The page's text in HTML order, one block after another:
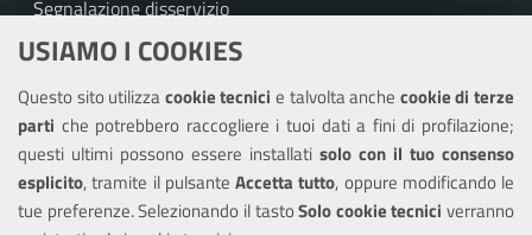
USIAMO I COOKIES
Questo sito utilizzacookie tecnicie talvolta anche cookie di terze
parti che potrebbero raccogliere i tuoi dati a fini di profilazione;
questi ultimi possono essere installati solo con il tuo consenso
esplicito, tramite il pulsante Accetta tutto, oppure modificando le
tue preferenze. Selezionando il tastoSolo cookie tecnici verranno
Segnalazione disservizio
Richiesta assistenza
Amministrazione trasparente
Informativa privacy
Note legali
Piano di miglioramento del sito